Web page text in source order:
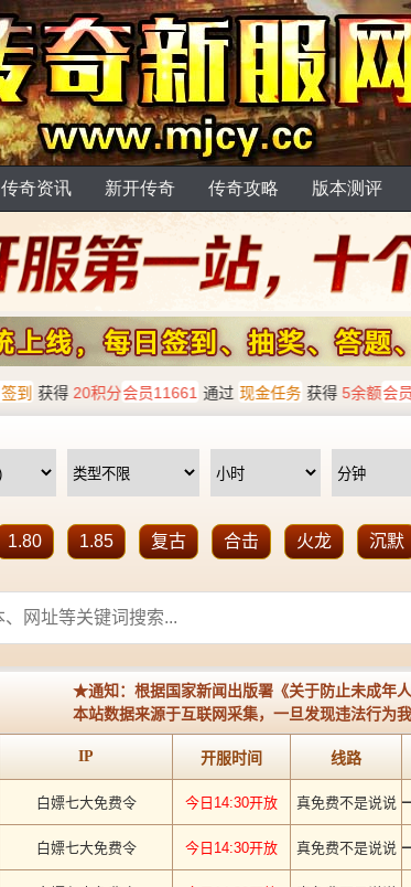
传奇资讯 新开传奇 传奇攻略 版本测评